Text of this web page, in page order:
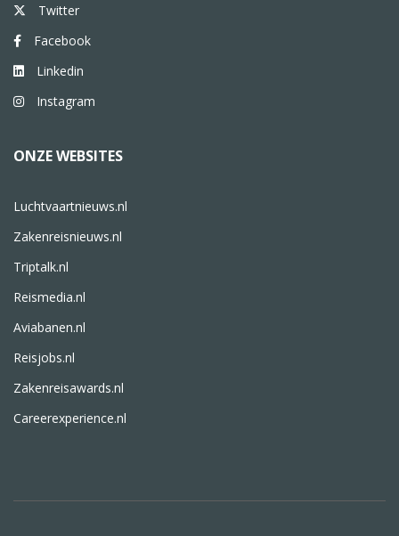
Twitter
Facebook
Linkedin
Instagram
ONZE WEBSITES
Luchtvaartnieuws.nl
Zakenreisnieuws.nl
Triptalk.nl
Reismedia.nl
Aviabanen.nl
Reisjobs.nl
Zakenreisawards.nl
Careerexperience.nl